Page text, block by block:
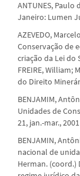
ANTUNES, Paulo
Janeiro: Lumen
AZEVEDO,
Conservação de
criação da Lei do
FREIRE, William;
do Direito
BENJAMIM,
Unidades de
21, jan.-mar.,
BENJAMIN,
nacional de
Herman. (coord.)